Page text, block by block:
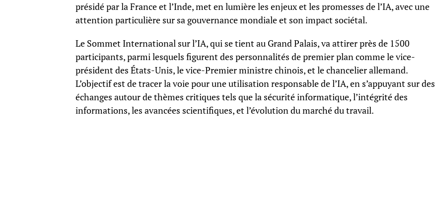
présidé par la France et l’Inde, met en lumière les enjeux et les promesses de l’IA, avec une
attention particulière sur sa gouvernance mondiale et son impact sociétal.
Le Sommet International sur l’IA, qui se tient au Grand Palais, va attirer près de 1500
participants, parmi lesquels figurent des personnalités de premier plan comme le vice-
président des États-Unis, le vice-Premier ministre chinois, et le chancelier allemand.
L’objectif est de tracer la voie pour une utilisation responsable de l’IA, en s’appuyant sur des
échanges autour de thèmes critiques tels que la sécurité informatique, l’intégrité des
informations, les avancées scientifiques, et l’évolution du marché du travail.